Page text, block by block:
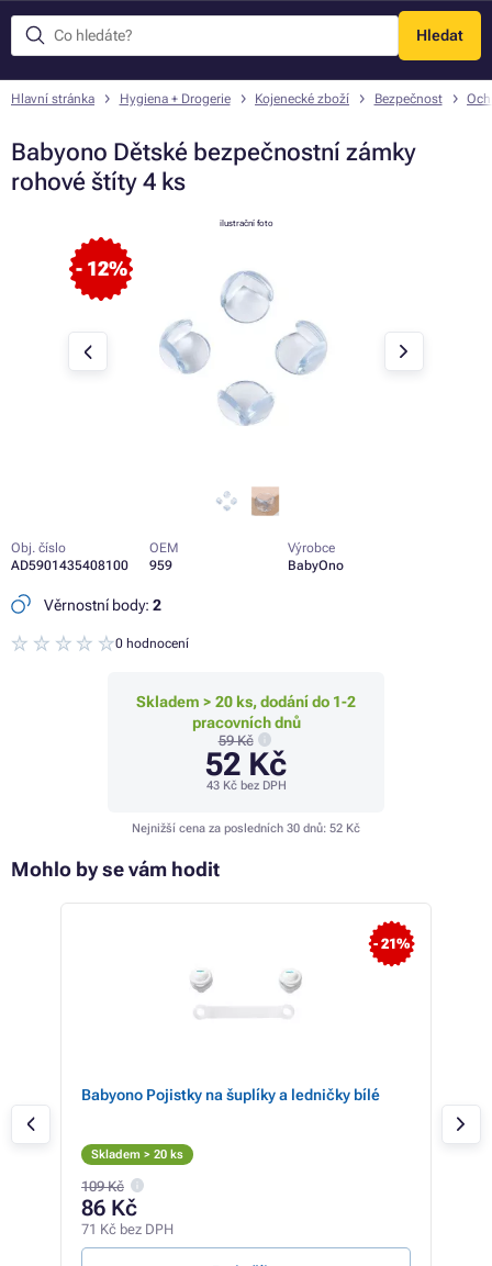
Hledat
Menu
Hlavní stránka Hygiena + Drogerie Kojenecké zboží Bezpečnost
Babyono Dětské bezpečnostní zámky
rohové štíty 4 ks
- 12%
ilustrační foto
Obj. číslo
AD5901435408100
OEM
959
Výrobce
BabyOno
Věrnostní body: 2
0 hodnocení
Skladem > 20 ks, dodání do 1-2
pracovních dnů
59 Kč
52 Kč
43 Kčbez DPH
Nejnižší cena za posledních 30 dnů: 52 Kč
Mohlo by se vám hodit
- 21%
Babyono Pojistky na šuplíky a ledničky bílé
Skladem > 20 ks
109 Kč
86 Kč
71 Kč bez DPH